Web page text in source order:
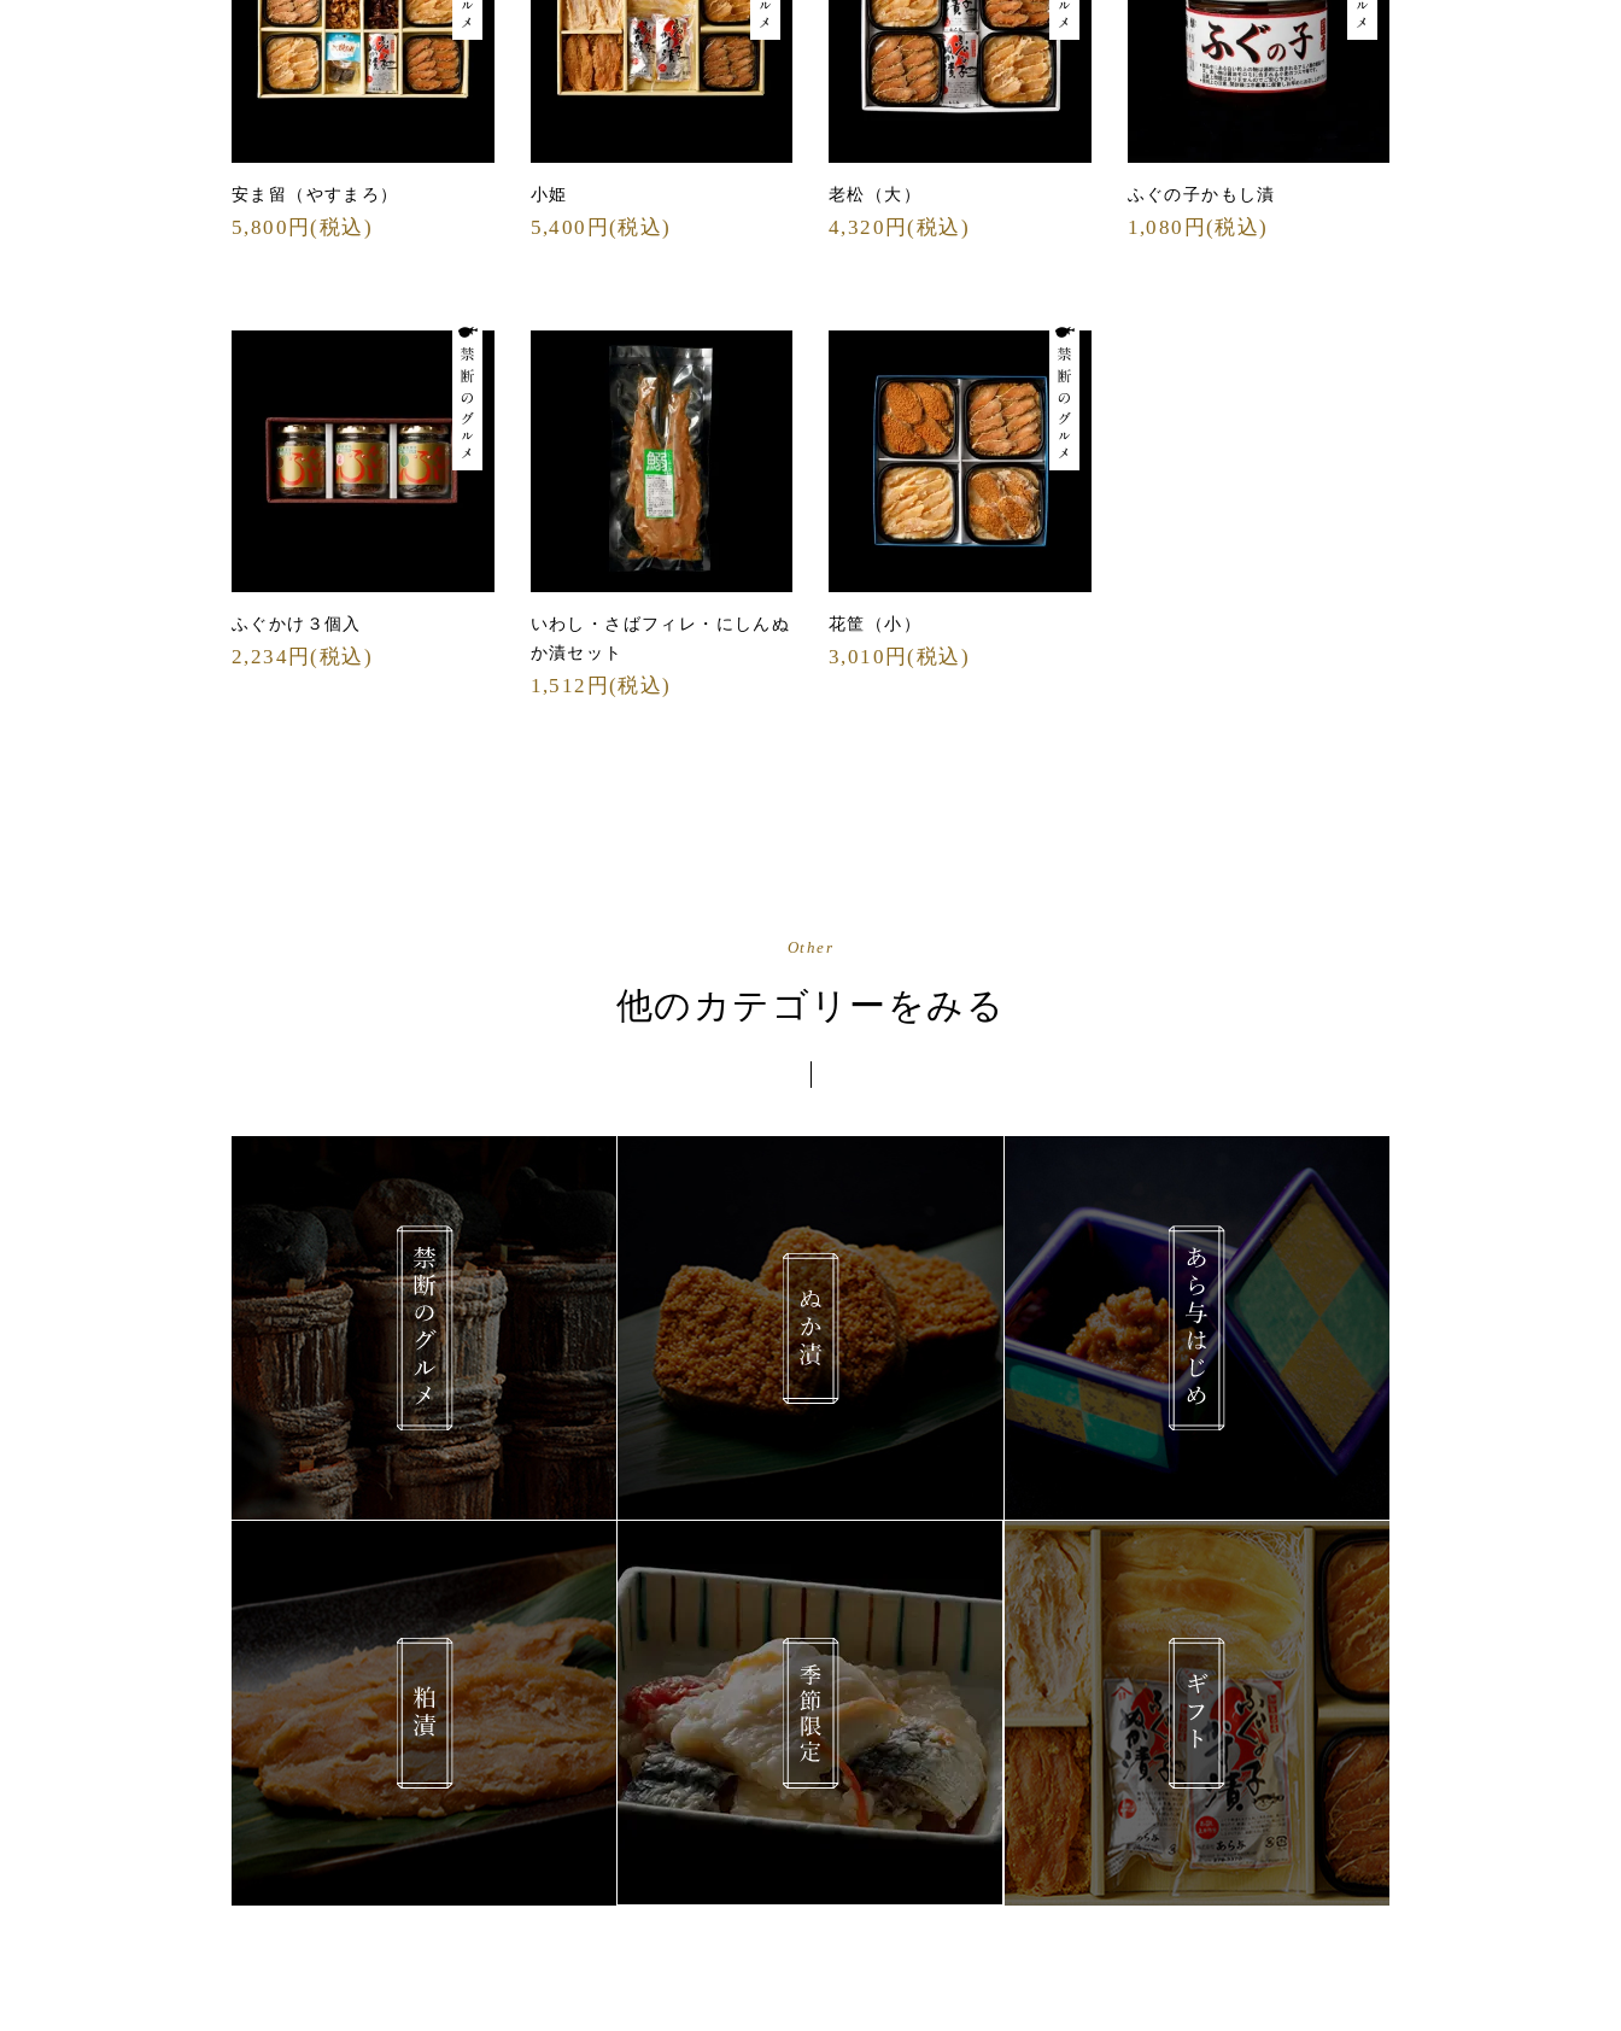
安ま留（やすまろ）
5,800円(税込)
小姫
5,400円(税込)
老松（大）
4,320円(税込)
ふぐの子かもし漬
1,080円(税込)
ふぐかけ３個入
2,234円(税込)
いわし・さばフィレ・にしんぬ
か漬セット
1,512円(税込)
花筐（小）
3,010円(税込)
Other
他のカテゴリーをみる